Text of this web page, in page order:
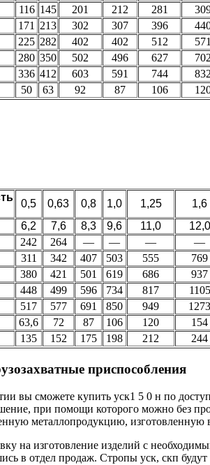
116 145 201 212 281
171 213 302 307 396
225 282 402 402 512
280 350 502 496 627
336 412 603 591 744
50 63 92 87 106
0,5 0,63 0,8 1,0 1,25
1,6
6,2 7,6 8,3 9,6 11,0
12,0
242 264 — — —
—
311 342 407 503 555
769
380 421 501 619 686
937
448 499 596 734 817
1105
517 577 691 850 949
1273
63,6 72 87 106 120
154
135 152 175 198 212 244
приспособления
вы сможете купить уск1 5 0 н по
при помощи которого можно без
металлопродукцию,
на изготовление изделий с
в отдел продаж. Стропы уск, скп будут